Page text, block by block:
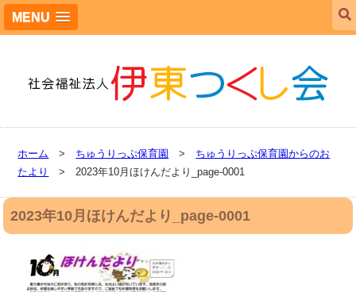
MENU
ホーム > ちゅうりっぷ保育園 > ちゅうりっぷ保育園からのお
たより
> 2023年10月ほけんだより_page-0001
2023年10月ほけんだより_page-0001